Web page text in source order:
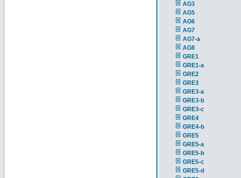
AG3
AG5
AG6
AG7
AG7-a
AG8
GRE1
GRE1-a
GRE2
GRE3
GRE3-a
GRE3-b
GRE3-c
GRE4
GRE4-b
GRE5
GRE5-a
GRE5-b
GRE5-c
GRE5-d